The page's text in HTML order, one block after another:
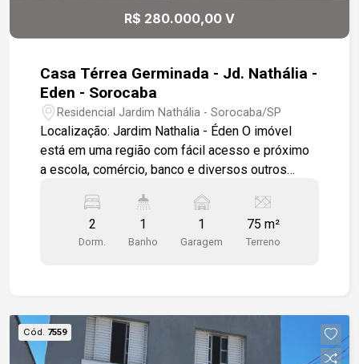
R$ 280.000,00 V
Casa Térrea Germinada - Jd. Nathália -
Eden - Sorocaba
Residencial Jardim Nathália - Sorocaba/SP
Localização: Jardim Nathalia - Éden O imóvel
está em uma região com fácil acesso e próximo
a escola, comércio, banco e diversos outros
comodidade para o dia a dia. Características do
integrada à sala de jantar 1 Cozinha funcional 1
morar ou investir.
2
Dorm.
1
Banho
1
Garagem
75 m²
Terreno
Cód. 7559